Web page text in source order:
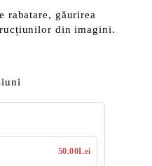
rabatare, găurirea
din imagini.
50.00Lei